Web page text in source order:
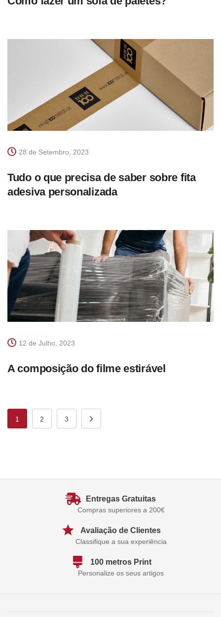
28 de Setembro, 2023
Tudo o que precisa de saber sobre fita
adesiva personalizada
12 de Julho, 2023
A composição do filme estirável
1 2 3
Entregas Gratuitas
Compras superiores a 200€
Avaliação de Clientes
Classifique a sua experiência
100 metros Print
Personalize os seus artigos